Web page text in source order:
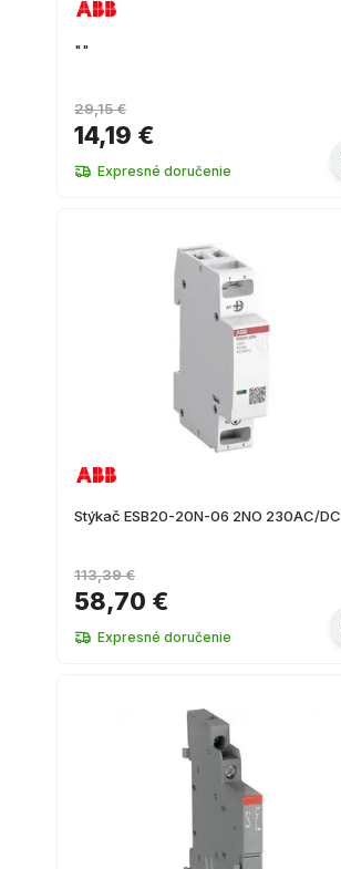
""
14,19 €
29,15 €
Expresné doručenie
Stýkač ESB20-20N-06 2NO 230AC/DC
58,70 €
113,39 €
Expresné doručenie